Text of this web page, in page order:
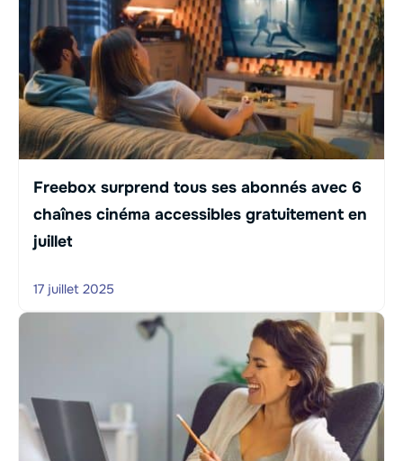
Freebox surprend tous ses abonnés avec 6
chaînes cinéma accessibles gratuitement en
juillet
17 juillet 2025